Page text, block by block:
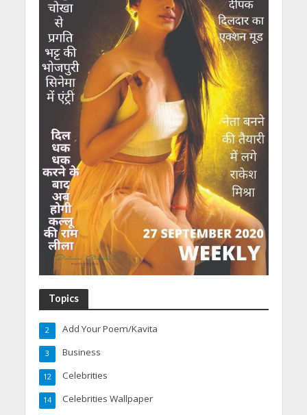
Topics
Add Your Poem/Kavita
2
Business
3
Celebrities
12
Celebrities Wallpaper
14